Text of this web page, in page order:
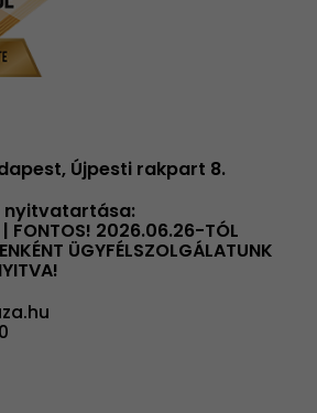
Újpesti rakpart 8.
nyitvatartása:
FONTOS! 2026.06.26-TÓL
ÜGYFÉLSZOLGÁLATUNK